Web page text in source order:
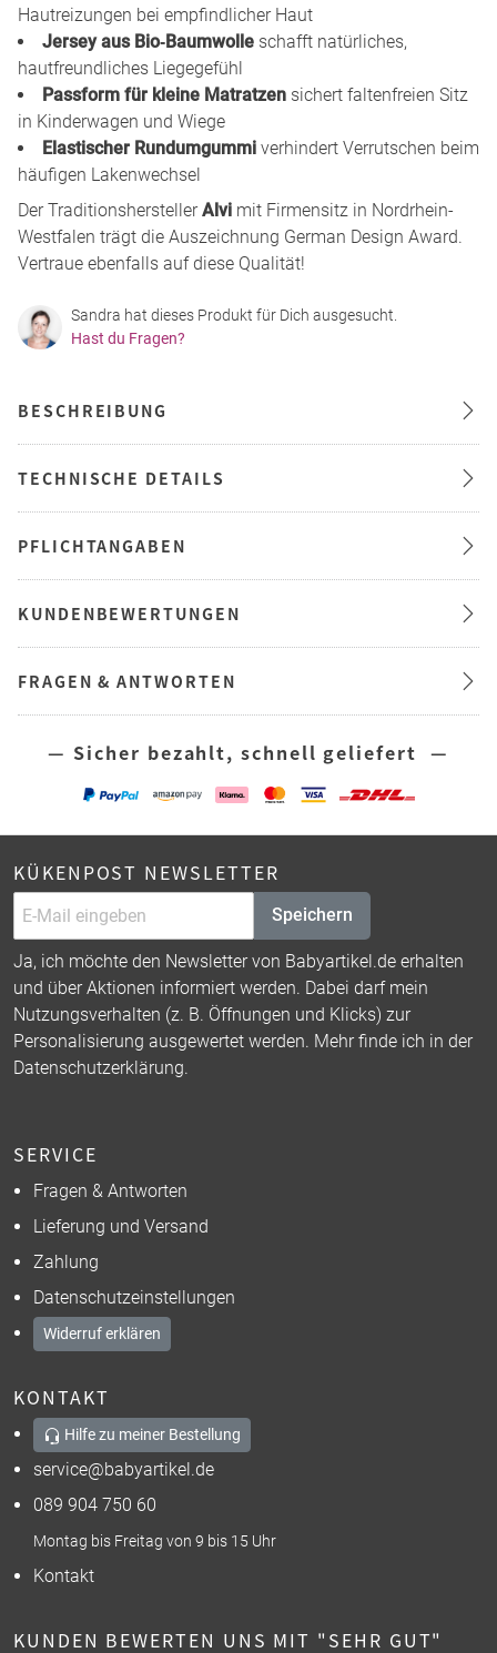
Hautreizungen bei empfindlicher Haut
Jersey aus Bio‑Baumwolle schafft natürliches,
hautfreundliches Liegegefühl
Passform für kleine Matratzen sichert faltenfreien Sitz
in Kinderwagen und Wiege
Elastischer Rundumgummi verhindert Verrutschen beim
häufigen Lakenwechsel
Der TraditionsherstellerAlvi mit Firmensitz in Nordrhein-
Westfalen trägt die Auszeichnung German Design Award.
Vertraue ebenfalls auf diese Qualität!
Sandra hat dieses Produkt für Dich ausgesucht.
Hast du Fragen?
BESCHREIBUNG
TECHNISCHE DETAILS
PFLICHTANGABEN
KUNDENBEWERTUNGEN
FRAGEN & ANTWORTEN
— Sicher bezahlt, schnell geliefert —
KÜKENPOST NEWSLETTER
Speichern
Ja, ich möchte den Newsletter von Babyartikel.de erhalten
und über Aktionen informiert werden. Dabei darf mein
Nutzungsverhalten (z. B. Öffnungen und Klicks) zur
Personalisierung ausgewertet werden. Mehr finde ich in der
Datenschutzerklärung.
SERVICE
Fragen & Antworten
Lieferung und Versand
Zahlung
Datenschutzeinstellungen
Widerruf erklären
KONTAKT
Hilfe zu meiner Bestellung
service@babyartikel.de
089 904 750 60
Montag bis Freitag von 9 bis 15 Uhr
Kontakt
KUNDEN BEWERTEN UNS MIT "SEHR GUT"